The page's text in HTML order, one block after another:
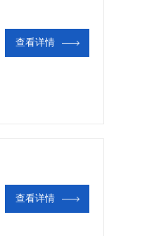
查看详情
查看详情